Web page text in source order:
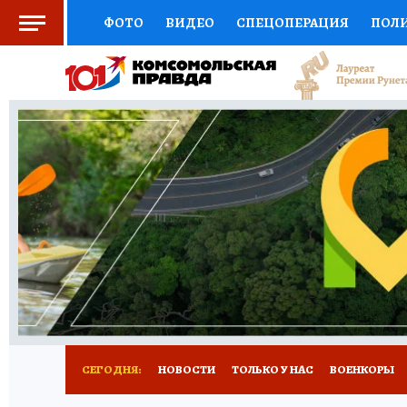
ФОТО ВИДЕО СПЕЦОПЕРАЦИЯ
СОЦПОДДЕРЖКА НАУКА СПОРТ
ВЫБОР ЭКСПЕРТОВ ДОКТОР
КНИЖНАЯ ПОЛКА ПРОГНОЗЫ НА СПОРТ
ПРЕСС-ЦЕНТР НЕДВИЖИМОСТЬ
РАДИО КП РЕКЛАМА ТЕСТЫ НОВОЕ
СЕГОДНЯ: НОВОСТИ ТОЛЬКО У НАС ВОЕНКОРЫ